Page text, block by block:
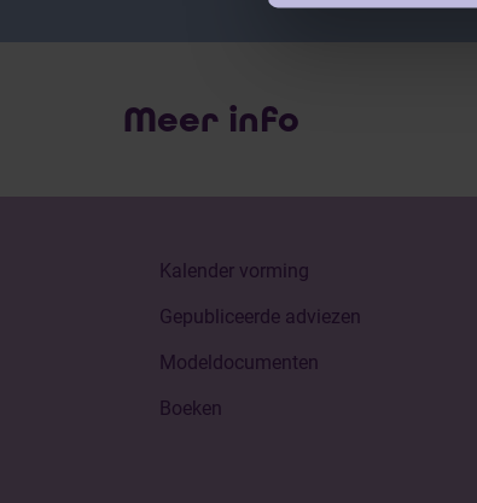
Meer info
Kalender vorming
Gepubliceerde adviezen
Modeldocumenten
Boeken